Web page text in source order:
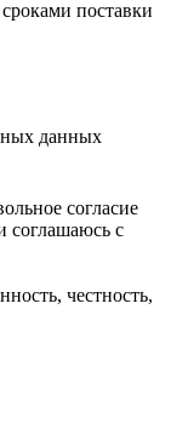
поставки
данных
согласие
соглашаюсь с
честность,